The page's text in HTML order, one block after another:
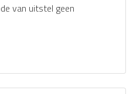
van uitstel geen